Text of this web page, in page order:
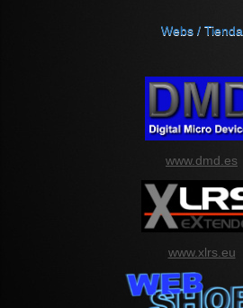
Webs / Tienda
www.dmd.es
www.xlrs.eu